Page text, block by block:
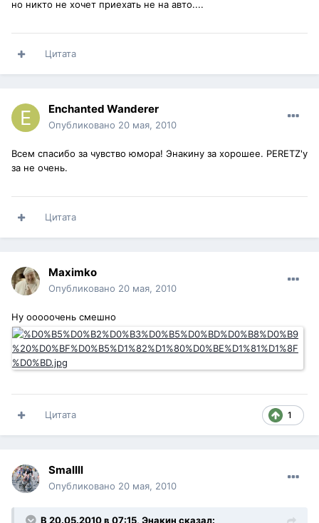
но никто не хочет приехать не на авто....
Цитата
Enchanted Wanderer
Опубликовано 20 мая, 2010
Всем спасибо за чувство юмора! Энакину за хорошее. PERETZ'у
за не очень.
Цитата
Maximko
Опубликовано 20 мая, 2010
Ну ооооочень смешно
1
Цитата
Smallll
Опубликовано 20 мая, 2010
В 20.05.2010 в 07:15, Энакин сказал: